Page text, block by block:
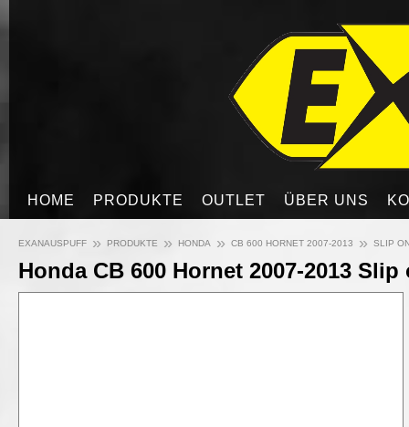
HOME PRODUKTE OUTLET ÜBER UNS
EXANAUSPUFF » PRODUKTE » HONDA » CB 600 HORNET 2007-2013 » SLIP
Honda CB 600 Hornet 2007-2013